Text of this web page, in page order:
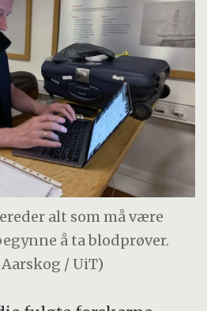
alt som må være
å ta blodprøver.
/ UiT)